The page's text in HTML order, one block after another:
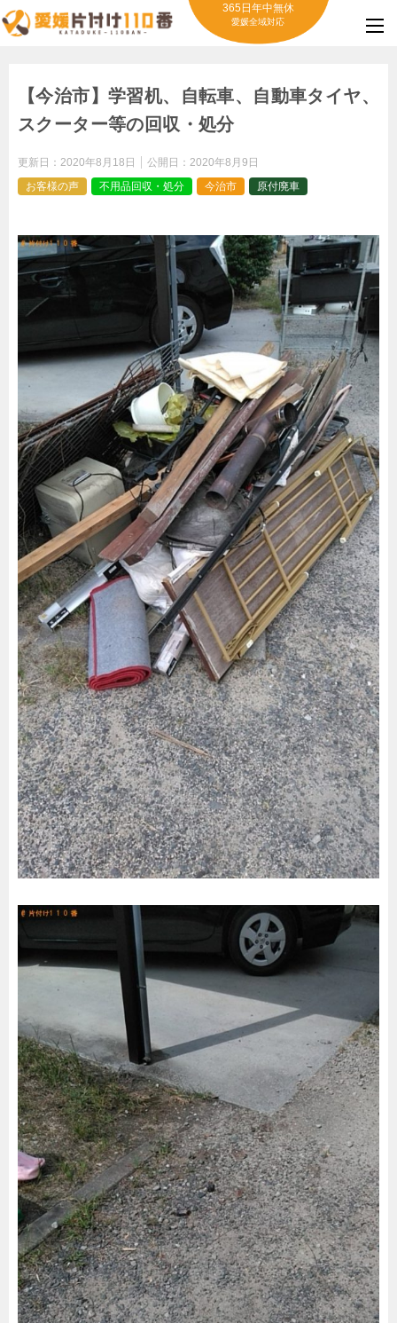
365日年中無休
愛媛全域対応
【今治市】学習机、自転車、自動車タイヤ、
スクーター等の回収・処分
更新日： 2020年8月18日 公開日： 2020年8月9日
お客様の声
不用品回収・処分 今治市 原付廃車